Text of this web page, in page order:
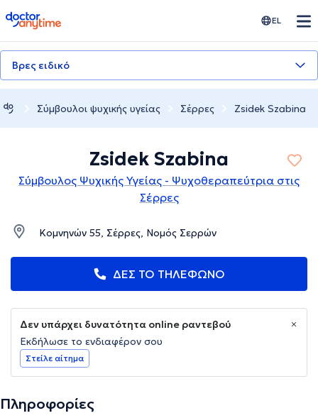
doctoranytime EL
Βρες ειδικό
Σύμβουλοι ψυχικής υγείας Σέρρες Zsidek Szabina
Zsidek Szabina
Σύμβουλος Ψυχικής Υγείας - Ψυχοθεραπεύτρια στις
Σέρρες
Κομνηνών 55, Σέρρες, Νομός Σερρών
ΔΕΣ ΤΟ ΤΗΛΕΦΩΝΟ
Δεν υπάρχει δυνατότητα online ραντεβού
Εκδήλωσε το ενδιαφέρον σου
Στείλε αίτημα
Πληροφορίες